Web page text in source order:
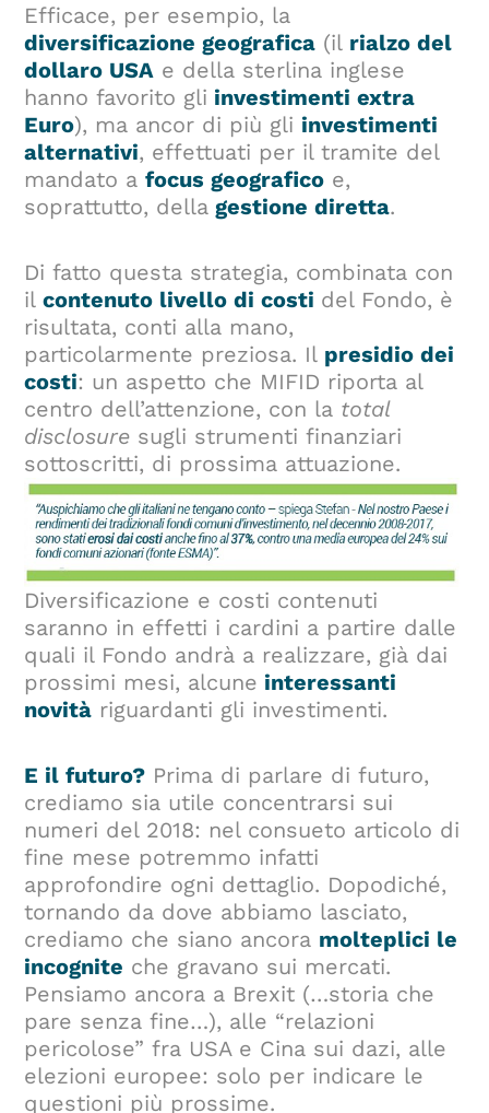
Efficace, per esempio, la
diversificazione geografica (il rialzo del
dollaro USA e della sterlina inglese
hanno favorito gli investimenti extra
Euro), ma ancor di più gli investimenti
alternativi, effettuati per il tramite del
mandato afocus geografico e,
soprattutto, della gestione diretta.
Di fatto questa strategia, combinata con
ilcontenuto livello di costi del Fondo, è
risultata, conti alla mano,
particolarmente preziosa. Il presidio dei
costi: un aspetto che MIFID riporta al
centro dell’attenzione, con la total
disclosure sugli strumenti finanziari
sottoscritti, di prossima attuazione.
Diversificazione e costi contenuti
saranno in effetti i cardini a partire dalle
quali il Fondo andrà a realizzare, già dai
prossimi mesi, alcune interessanti
novità riguardanti gli investimenti.
E il futuro? Prima di parlare di futuro,
crediamo sia utile concentrarsi sui
numeri del 2018: nel consueto articolo di
fine mese potremmo infatti
approfondire ogni dettaglio. Dopodiché,
tornando da dove abbiamo lasciato,
crediamo che siano ancora molteplici le
incognite che gravano sui mercati.
Pensiamo ancora a Brexit (…storia che
pare senza fine…), alle “relazioni
pericolose” fra USA e Cina sui dazi, alle
elezioni europee: solo per indicare le
questioni più prossime.